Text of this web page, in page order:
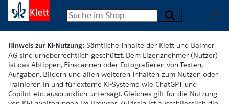
Hinweis zur KI-Nutzung: Sämtliche Inhalte der Klett und Balmer
AG sind urheberrechtlich geschützt. Dem Lizenznehmer (Nutzer)
ist das Abtippen, Einscannen oder Fotografieren von Texten,
Aufgaben, Bildern und allen weiteren Inhalten zum Nutzen oder
Trainieren in und für externe KI-Systeme wie ChatGPT und
Copilot etc. ausdrücklich untersagt. Gleiches gilt für die Nutzung